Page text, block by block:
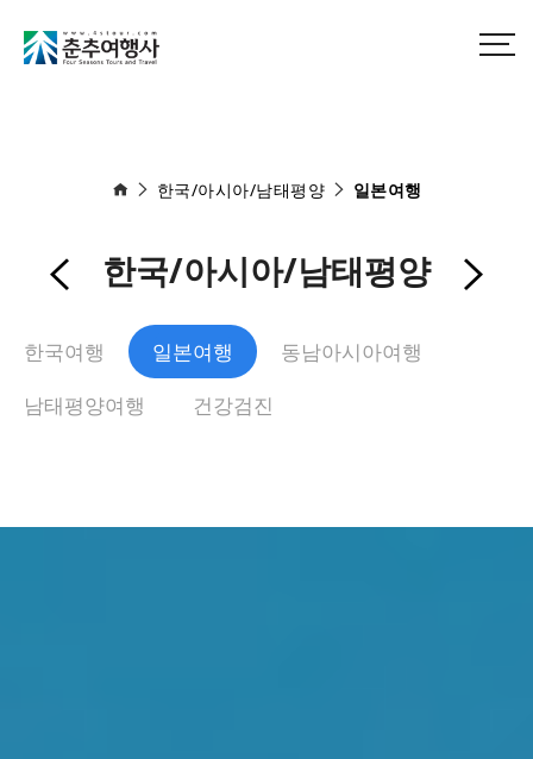
한국/아시아/남태평양 일본여행
한국/아시아/남태평양
한국여행 일본여행
동남아시아여행
남태평양여행
건강검진